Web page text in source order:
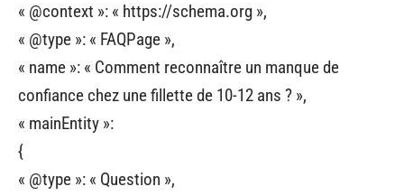
« @context »: « https://schema.org »,
« @type »: « FAQPage »,
« name »: « Comment reconnaître un manque de
confiance chez une fillette de 10-12 ans ? »,
« mainEntity »:
{
« @type »: « Question »,